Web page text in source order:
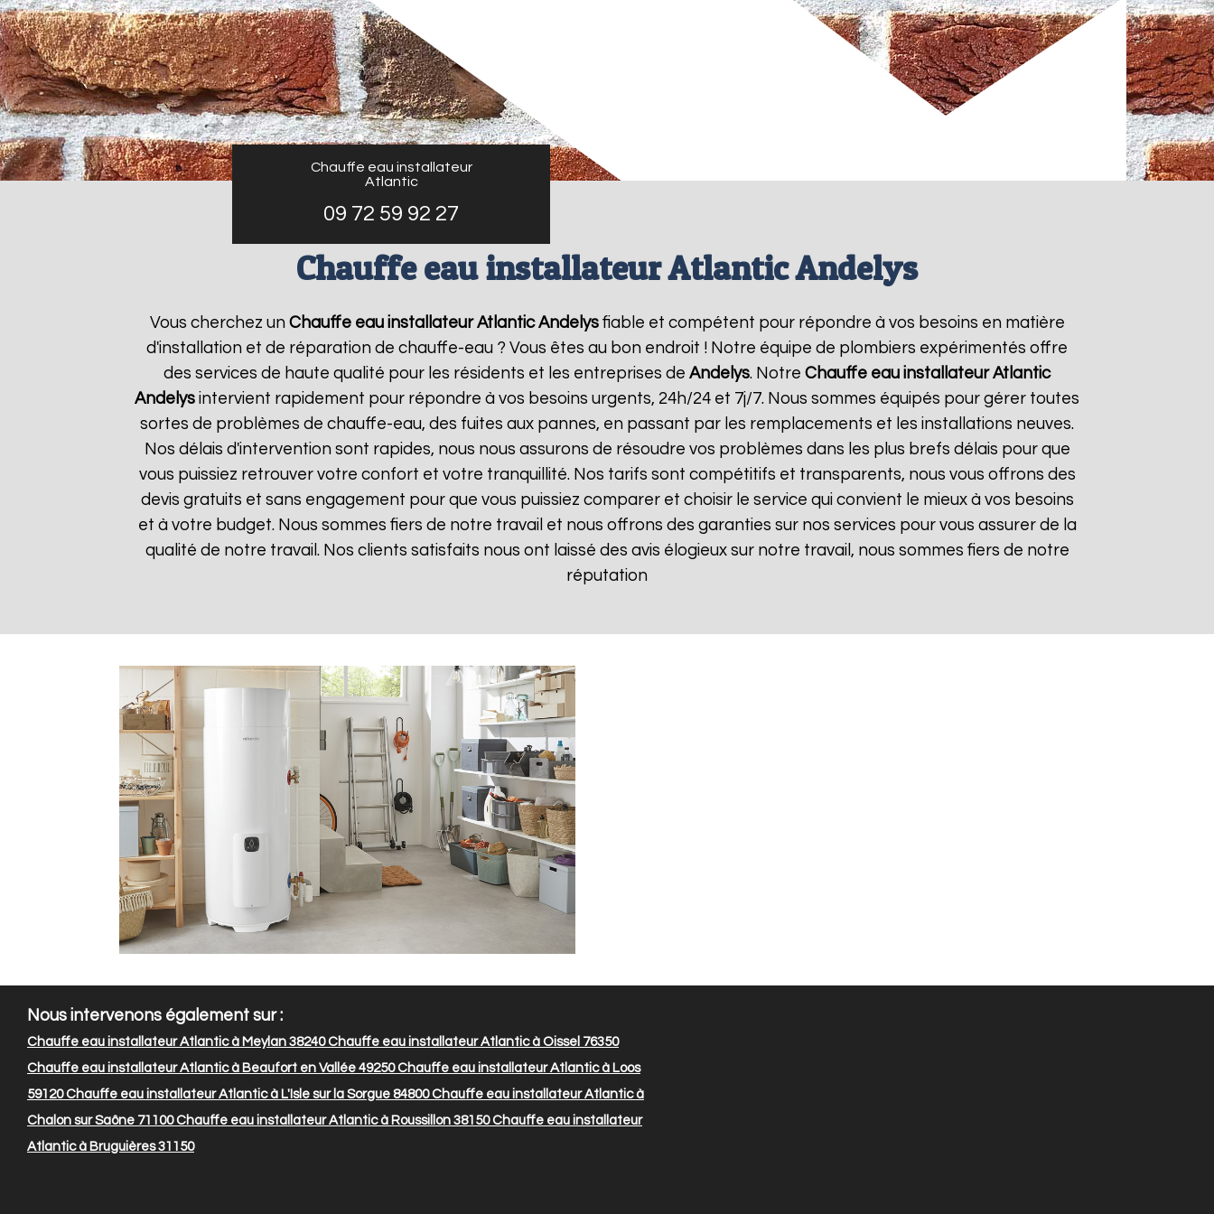
Chauffe eau installateur
Atlantic
09 72 59 92 27
Chauffe eau installateur Atlantic Andelys
Vous cherchez un Chauffe eau installateur Atlantic Andelysfiable et compétent pour répondre à vos besoins en matière
d'installation et de réparation de chauffe-eau ? Vous êtes au bon endroit ! Notre équipe de plombiers expérimentés offre
des services de haute qualité pour les résidents et les entreprises de Andelys. Notre Chauffe eau installateur Atlantic
Andelys intervient rapidement pour répondre à vos besoins urgents, 24h/24 et 7j/7. Nous sommes équipés pour gérer toutes
sortes de problèmes de chauffe-eau, des fuites aux pannes, en passant par les remplacements et les installations neuves.
Nos délais d'intervention sont rapides, nous nous assurons de résoudre vos problèmes dans les plus brefs délais pour que
vous puissiez retrouver votre confort et votre tranquillité. Nos tarifs sont compétitifs et transparents, nous vous offrons des
devis gratuits et sans engagement pour que vous puissiez comparer et choisir le service qui convient le mieux à vos besoins
et à votre budget. Nous sommes fiers de notre travail et nous offrons des garanties sur nos services pour vous assurer de la
qualité de notre travail. Nos clients satisfaits nous ont laissé des avis élogieux sur notre travail, nous sommes fiers de notre
réputation
Nous intervenons également sur :
Chauffe eau installateur Atlantic à Meylan 38240Chauffe eau installateur Atlantic à Oissel 76350
Chauffe eau installateur Atlantic à Beaufort en Vallée 49250Chauffe eau installateur Atlantic à Loos
59120Chauffe eau installateur Atlantic à L'Isle sur la Sorgue 84800Chauffe eau installateur Atlantic à
Chalon sur Saône 71100Chauffe eau installateur Atlantic à Roussillon 38150Chauffe eau installateur
Atlantic à Bruguières 31150